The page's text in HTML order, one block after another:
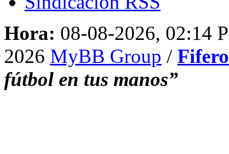
Hora: 08-08-2026, 02:14
2026 MyBB Group /
fútbol en tus manos”